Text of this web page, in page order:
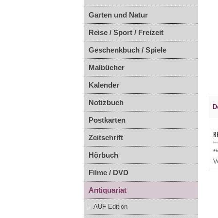
Garten und Natur
Reise / Sport / Freizeit
Geschenkbuch / Spiele
Malbücher
Kalender
Notizbuch
Postkarten
Zeitschrift
Hörbuch
Filme / DVD
Antiquariat
AUF Edition